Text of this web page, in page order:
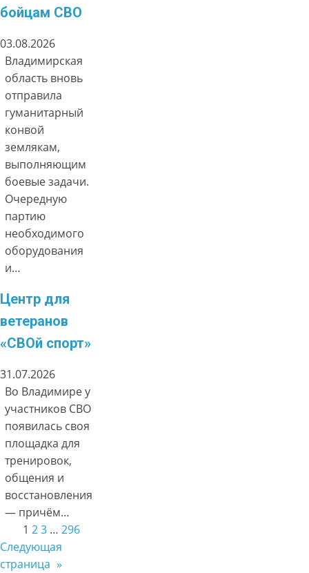
бойцам СВО
03.08.2026
Владимирская
область вновь
отправила
гуманитарный
конвой
землякам,
выполняющим
боевые задачи.
Очередную
партию
необходимого
оборудования
и…
Центр для
ветеранов
«СВОй спорт»
31.07.2026
Во Владимире у
участников СВО
появилась своя
площадка для
тренировок,
общения и
восстановления
— причём…
1 23 … 296
Следующая
страница »